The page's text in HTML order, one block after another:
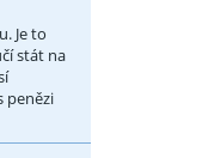
Je to
stát na
penězi